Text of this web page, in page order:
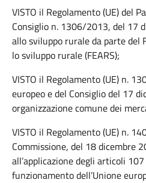
VISTO il Regolamento (UE) del
Consiglio n. 1306/2013, del 17
allo sviluppo rurale da parte del
lo sviluppo rurale (FEARS);
VISTO il Regolamento (UE) n.
europeo e del Consiglio del 17
organizzazione comune dei
VISTO il Regolamento (UE) n.
Commissione, del 18 dicembre
all’applicazione degli articoli
funzionamento dell’Unione